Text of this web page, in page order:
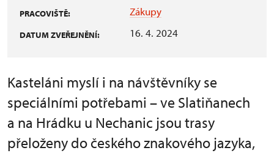
PRACOVIŠTĚ: Zákupy
DATUM ZVEŘEJNĚNÍ: 16. 4. 2024
Kasteláni myslí i na návštěvníky se
speciálními potřebami – ve Slatiňanech
a na Hrádku u Nechanic jsou trasy
přeloženy do českého znakového jazyka,